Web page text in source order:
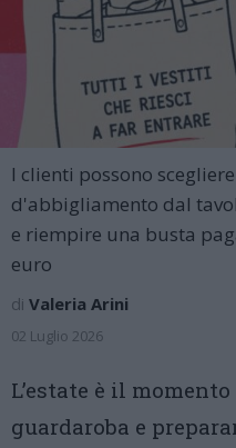
I clienti possono
d'abbigliamento dal
e riempire una busta
euro
di Valeria Arini
02 Luglio 2026
L’estate è il
guardaroba e